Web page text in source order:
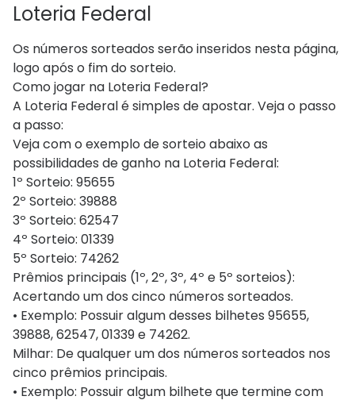
Loteria Federal
Os números sorteados serão inseridos nesta página,
logo após o fim do sorteio.
Como jogar na Loteria Federal?
A Loteria Federal é simples de apostar. Veja o passo
a passo:
Veja com o exemplo de sorteio abaixo as
possibilidades de ganho na Loteria Federal:
1º Sorteio: 95655
2º Sorteio: 39888
3º Sorteio: 62547
4º Sorteio: 01339
5º Sorteio: 74262
Prêmios principais (1º, 2º, 3º, 4º e 5º sorteios):
Acertando um dos cinco números sorteados.
• Exemplo: Possuir algum desses bilhetes 95655,
39888, 62547, 01339 e 74262.
Milhar: De qualquer um dos números sorteados nos
cinco prêmios principais.
• Exemplo: Possuir algum bilhete que termine com